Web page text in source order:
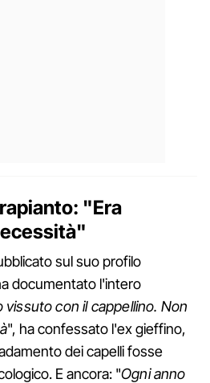
"Era
sul suo profilo
documentato l'intero
vissuto con il cappellino. Non
", ha confessato l'ex gieffino,
dei capelli fosse
E ancora: "Ogni anno